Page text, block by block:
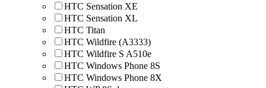
HTC Sensation XE
HTC Sensation XL
HTC Titan
HTC Wildfire (A3333)
HTC Wildfire S A510e
HTC Windows Phone 8S
HTC Windows Phone 8X